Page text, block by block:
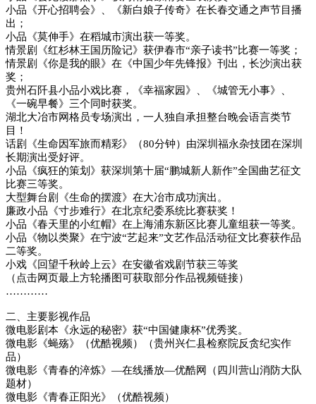
小品《开心招聘会》、《新白娘子传奇》在长春交通之声节目播
出；
小品《莫伸手》在稻城市演出获一等奖。
情景剧《红杉林王国历险记》获伊春市“亲子读书”比赛一等奖；
情景剧《你是我的眼》在《中国少年先锋报》刊出，长沙演出获
奖；
贵州石阡县小品小戏比赛，《幸福家园》、《城管无小事》、
《一碗早餐》三个同时获奖。
湖北大冶市网格员专场演出，一人独自承担整台晚会语言类节
目！
话剧《生命因军旅而精彩》（80分钟）由深圳福永杂技团在深圳
长期演出受好评。
小品《疯狂的策划》获深圳第十届“鹏城新人新作”全国曲艺征文
比赛三等奖。
大型舞台剧《生命的摆渡》在大冶市成功演出。
廉政小品《寸步难行》在北京纪委系统比赛获奖！
小品《春天里的小红帽》在上海浦东新区比赛儿童组获一等奖。
小品《物以类聚》在宁波“艺起来”文艺作品活动征文比赛获作品
二等奖。
小戏《回望千秋岭上云》在安徽省戏剧节获三等奖
（点击网页最上方轮播图可获取部分作品视频链接）
…………
二、主要影视作品
微电影剧本《永远的秘密》获“中国健康杯”优秀奖。
微电影《蝇殇》（优酷视频）（贵州兴仁县检察院反贪纪实作
品）
微电影《青春的淬炼》—在线播放—优酷网（四川营山消防大队
题材）
微电影《青春正阳光》（优酷视频）